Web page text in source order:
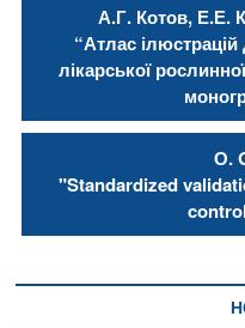
А.Г. Котов, Е.Е.
“Атлас ілюстрацій
лікарської
О.
"Standardized